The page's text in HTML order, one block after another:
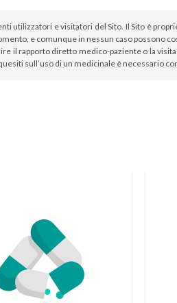
utilizzatori e visitatori del Sito. Il Sito è
e comunque in nessun caso possono
il rapporto diretto medico-paziente o la
sull’uso di un medicinale è necessario